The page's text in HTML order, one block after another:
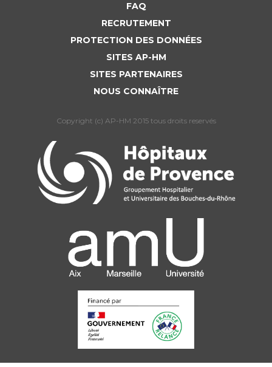
FAQ
RECRUTEMENT
PROTECTION DES DONNÉES
SITES AP-HM
SITES PARTENAIRES
NOUS CONNAÎTRE
Copyright (c) AP-HM 2015 tous droits reservés